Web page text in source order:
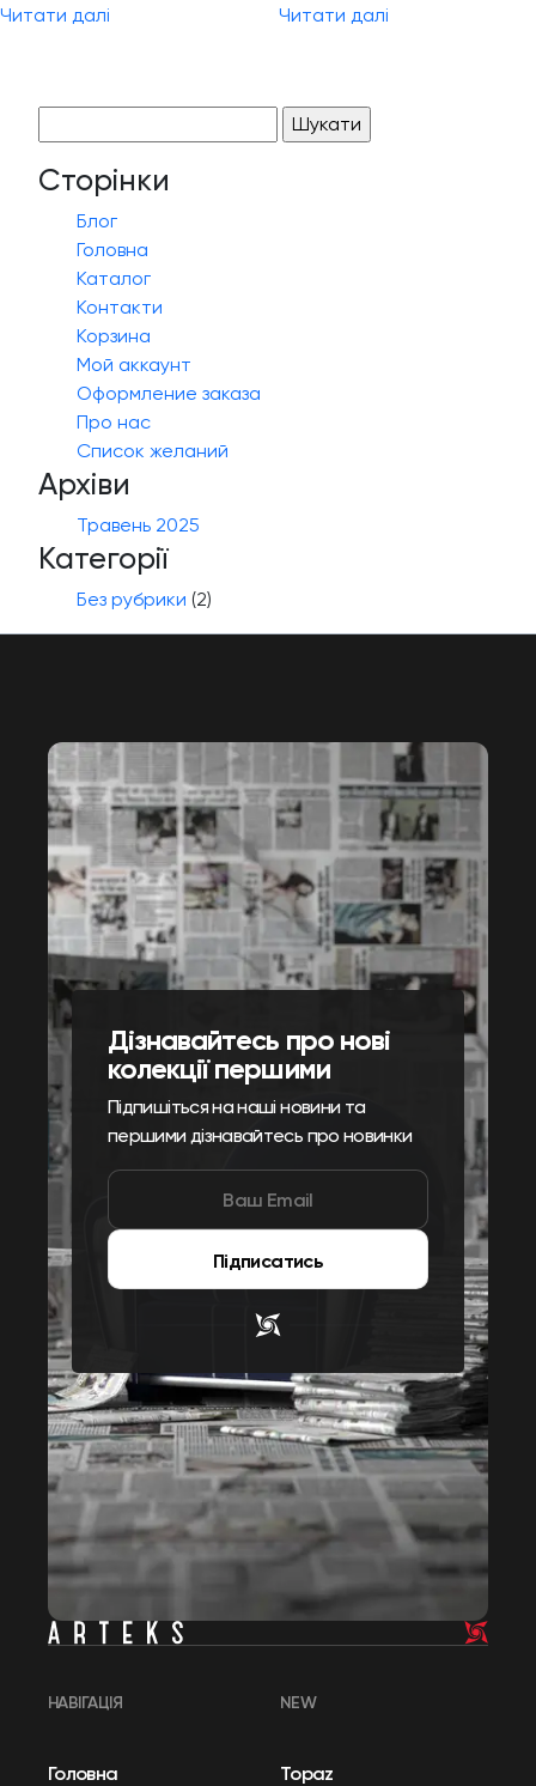
Читати далі Читати далі
Сторінки
Блог
Головна
Каталог
Контакти
Корзина
Мой аккаунт
Оформление заказа
Про нас
Список желаний
Архіви
Травень 2025
Категорії
Без рубрики (2)
Дізнавайтесь про нові
колекції першими
Підпишіться на наші новини та
першими дізнавайтесь про новинки
Підписатись
НАВІГАЦІЯ
Головна
NEW
Topaz